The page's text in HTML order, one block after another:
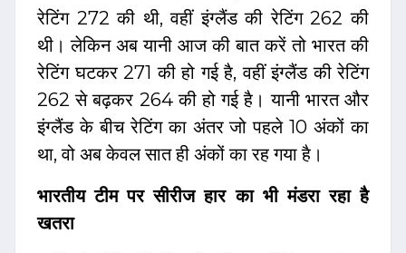
रेटिंग 272 की थी, वहीं इंग्लैंड की रेटिंग 262 की
थी। लेकिन अब यानी आज की बात करें तो भारत की
रेटिंग घटकर 271 की हो गई है, वहीं इंग्लैंड की रेटिंग
262 से बढ़कर 264 की हो गई है। यानी भारत और
इंग्लैंड के बीच रेटिंग का अंतर जो पहले 10 अंकों का
था, वो अब केवल सात ही अंकों का रह गया है।
भारतीय टीम पर सीरीज हार का भी मंडरा रहा है
खतरा